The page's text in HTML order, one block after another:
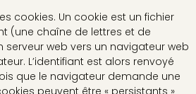
cookies. Un cookie est un fichier
(une chaîne de lettres et de
serveur web vers un navigateur web
L’identifiant est alors renvoyé
que le navigateur demande une